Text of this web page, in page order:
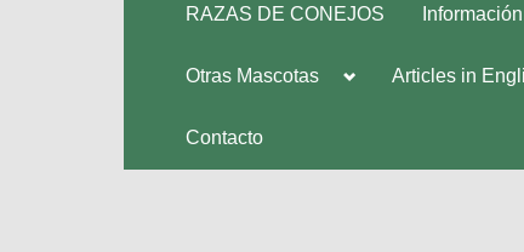
RAZAS DE CONEJOS
Otras Mascotas
Toggle
Toggle
Articles in
Contacto